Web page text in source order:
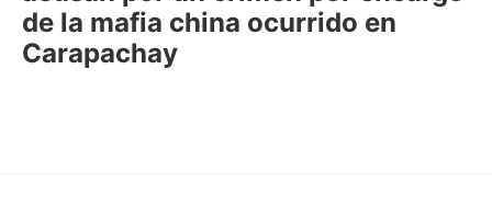
de la mafia china ocurrido en
Carapachay